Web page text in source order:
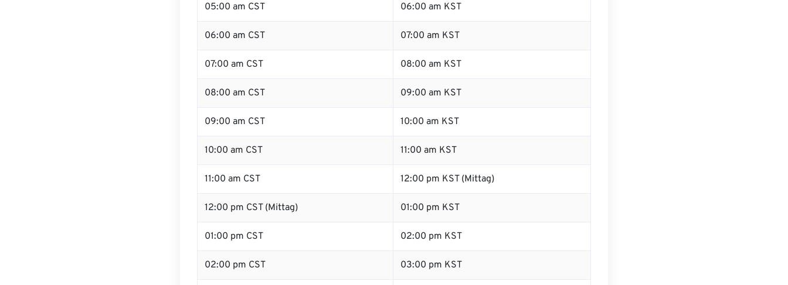
05:00 am CST 06:00 am KST
06:00 am CST 07:00 am KST
07:00 am CST 08:00 am KST
08:00 am CST 09:00 am KST
09:00 am CST 10:00 am KST
10:00 am CST 11:00 am KST
11:00 am CST 12:00 pm KST (Mittag)
12:00 pm CST (Mittag) 01:00 pm KST
01:00 pm CST 02:00 pm KST
02:00 pm CST 03:00 pm KST